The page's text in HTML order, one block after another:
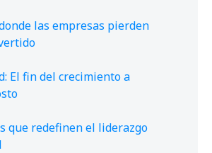
las empresas pierden
El fin del crecimiento a
que redefinen el liderazgo